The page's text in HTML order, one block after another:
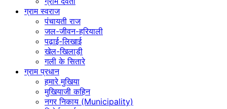
ग्राम स्वराज
पंचायती राज
जल-जीवन-हरियाली
पढ़ाई-लिखाई
खेल-खिलाड़ी
गली के सितारे
ग्राम प्रधान
हमारे मुखिया
मुखियाजी कहिन
नगर निकाय (Municipality)